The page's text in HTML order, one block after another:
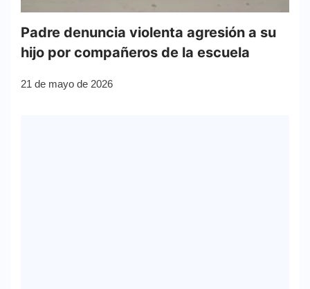
Padre denuncia violenta agresión a su
hijo por compañeros de la escuela
21 de mayo de 2026